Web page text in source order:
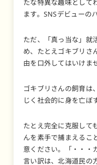
たな特異な趣味として
ます。SNSデビューの
ただ、「真っ当な」就
め、たとえゴキブリさ
由を口外してはいけま
ゴキブリさんの飼育は
じく社会的に身を亡ぼ
たとえ完全に克服して
んを素手で捕まえるこ
意ください。「・・・
言い訳は、北海道民の